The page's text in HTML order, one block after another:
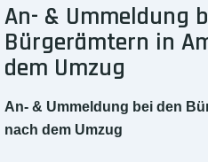
An- & Ummeldung
Bürgerämtern in
dem Umzug
An- & Ummeldung bei den
nach dem Umzug